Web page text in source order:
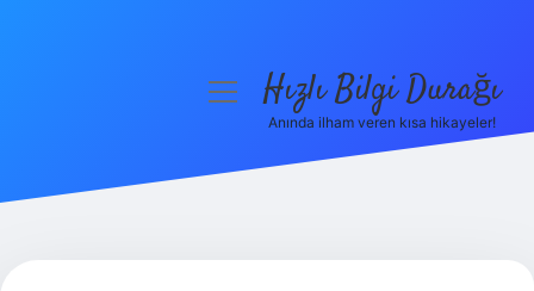
menüyüHızlı Bilgi Durağı
Anında ilham veren kısa hikayeler!